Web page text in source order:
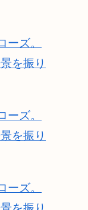
ズ。
を振り
ズ。
を振り
ズ。